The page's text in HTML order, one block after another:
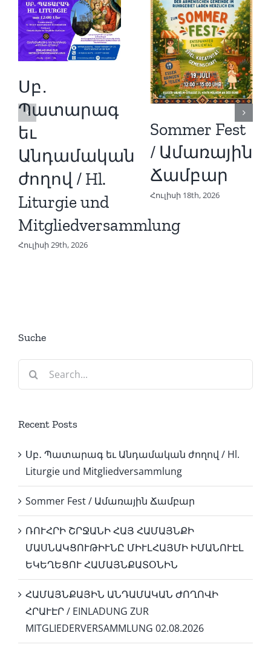
Սբ․
Պատարագ
եւ
Անդամական
ժողով / Hl.
Liturgie und
Mitgliedversammlung
Հուլիսի 29th, 2026
Sommer Fest
/ Ամառային
Ճամբար
Հուլիսի 18th, 2026
Suche
Search
for:
Recent Posts
Սբ․ Պատարագ եւ Անդամական ժողով / Hl.
Liturgie und Mitgliedversammlung
Sommer Fest / Ամառային Ճամբար
ՌՈՒՀՐԻ ՇՐՋԱՆԻ ՀԱՅ ՀԱՄԱՅՆՔԻ
ՄԱՍՆԱԿՑՈՒԹԻՒՆԸ ՄԻՒԼՀԱՅՄԻ ԻՄԱՆՈՒԷԼ
ԵԿԵՂԵՑՈՒ ՀԱՄԱՅՆՔԱՏՕՆԻՆ
ՀԱՄԱՅՆՔԱՅԻՆ ԱՆԴԱՄԱԿԱՆ ԺՈՂՈՎԻ
ՀՐԱՒԷՐ / EINLADUNG ZUR
MITGLIEDERVERSAMMLUNG 02.08.2026